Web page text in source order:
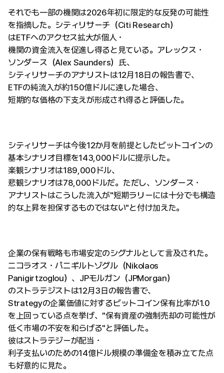
それでも一部の機関は2026年初に限定的な反発の可能性
を指摘した。シティリサーチ（Citi Research）
はETFへのアクセス拡大が個人・
機関の資金流入を促進し得ると見ている。アレックス・
ソンダース（Alex Saunders）氏、
シティリサーチのアナリストは12月18日の報告書で、
ETFの純流入が約150億ドルに達した場合、
短期的な価格の下支えが形成され得ると評価した。
シティリサーチは今後12か月を前提としたビットコインの
基本シナリオ目標を143,000ドルに提示した。
楽観シナリオは189,000ドル、
悲観シナリオは78,000ドルだ。ただし、ソンダース・
アナリストはこうした流入が"短期ラリーには十分でも構造
的な上昇を担保するものではない"と付け加えた。
企業の保有戦略も市場安定のシグナルとして言及された。
ニコラオス・パニギルトゾグル（Nikolaos
Panigirtzoglou）、JPモルガン（JPMorgan）
のストラテジストは12月3日の報告書で、
Strategyの企業価値に対するビットコイン保有比率が1.0
を上回っている点を挙げ、"保有資産の強制売却の可能性が
低く市場の不安を和らげる"と評価した。
彼はストラテジーが配当・
利子支払いのための14億ドル規模の準備金を積み立てた点
も好意的に見た。